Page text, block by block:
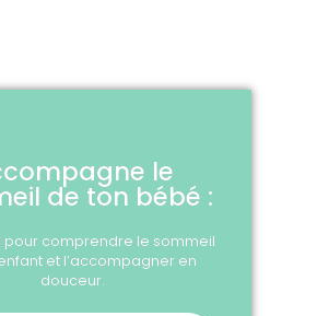
le
de ton bébé :
pour comprendre le sommeil
et l’accompagner en
douceur.